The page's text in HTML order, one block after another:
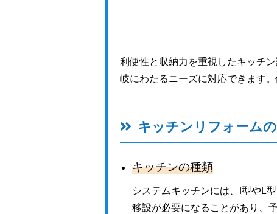
利便性と収納力を重視したキッチ
岐にわたるニーズに対応できます
キッチンリフォーム
キッチンの種類
システムキッチンには、I型やL
移設が必要になることがあり、